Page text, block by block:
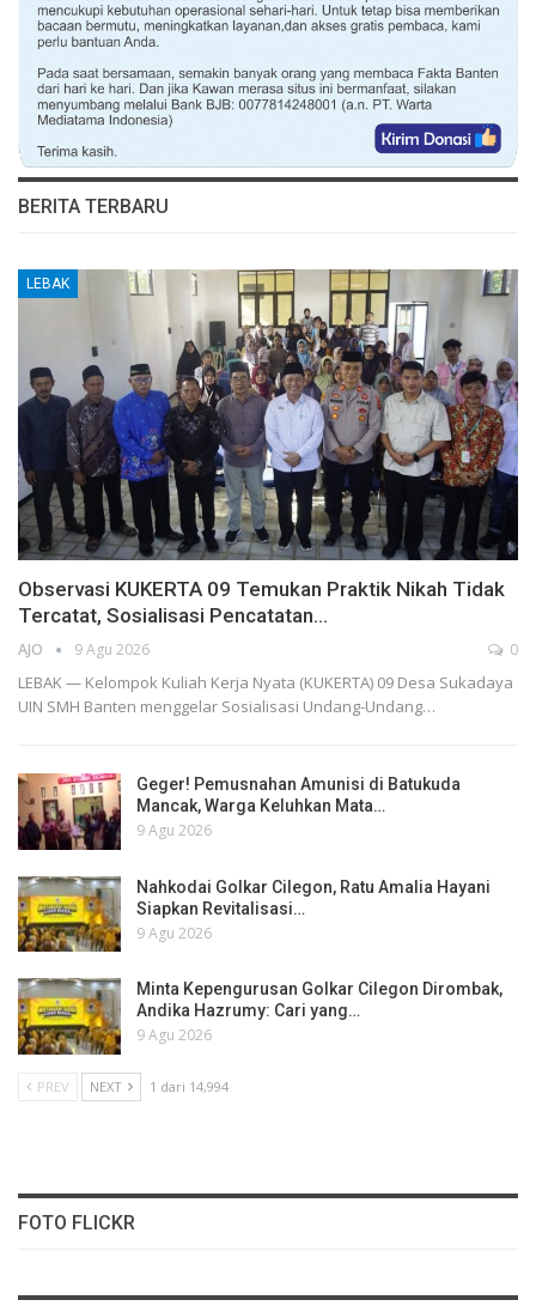
BERITA TERBARU
LEBAK
Observasi KUKERTA 09 Temukan Praktik Nikah Tidak
Tercatat, Sosialisasi Pencatatan…
AJO 9 Agu 2026 0
LEBAK — Kelompok Kuliah Kerja Nyata (KUKERTA) 09 Desa Sukadaya
UIN SMH Banten menggelar Sosialisasi Undang-Undang…
Geger! Pemusnahan Amunisi di Batukuda
Mancak, Warga Keluhkan Mata…
9 Agu 2026
Nahkodai Golkar Cilegon, Ratu Amalia Hayani
Siapkan Revitalisasi…
9 Agu 2026
Minta Kepengurusan Golkar Cilegon Dirombak,
Andika Hazrumy: Cari yang…
9 Agu 2026
PREV NEXT 1 dari 14,994
FOTO FLICKR